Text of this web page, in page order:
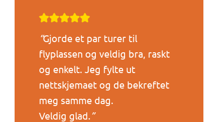
“Gjorde et par turer til
flyplassen og veldig bra, raskt
og enkelt. Jeg fylte ut
nettskjemaet og de bekreftet
meg samme dag.
Veldig glad.”